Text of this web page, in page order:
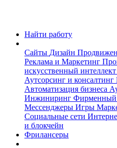
Найти работу
Сайты Дизайн
Реклама и Маркетинг
искусственный интеллект
Аутсорсинг и консалтинг
Автоматизация бизнеса
Инжиниринг Фирменный
Мессенджеры Игры
Социальные сети
и блокчейн
Фрилансеры